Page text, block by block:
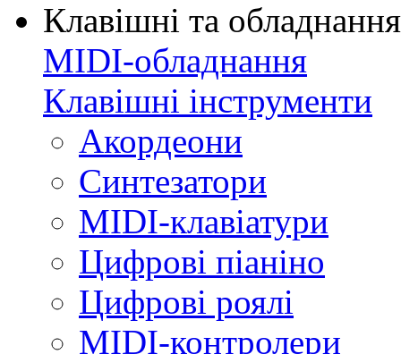
Клавішні та обладнання
MIDI-обладнання
Клавішні інструменти
Акордеони
Синтезатори
MIDI-клавіатури
Цифрові піаніно
Цифрові роялі
MIDI-контролери